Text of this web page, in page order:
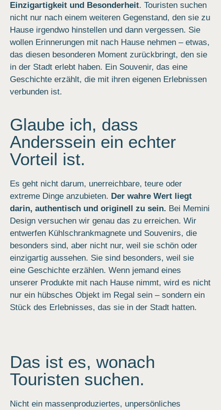
Einzigartigkeit und Besonderheit. Touristen suchen
nicht nur nach einem weiteren Gegenstand, den sie zu
Hause irgendwo hinstellen und dann vergessen. Sie
wollen Erinnerungen mit nach Hause nehmen – etwas,
das diesen besonderen Moment zurückbringt, den sie
in der Stadt erlebt haben. Ein Souvenir, das eine
Geschichte erzählt, die mit ihren eigenen Erlebnissen
verbunden ist.
Glaube ich, dass
Anderssein ein echter
Vorteil ist.
Es geht nicht darum, unerreichbare, teure oder
extreme Dinge anzubieten. Der wahre Wert liegt
darin, authentisch und originell zu sein. Bei Memini
Design versuchen wir genau das zu erreichen. Wir
entwerfen Kühlschrankmagnete und Souvenirs, die
besonders sind, aber nicht nur, weil sie schön oder
einzigartig aussehen. Sie sind besonders, weil sie
eine Geschichte erzählen. Wenn jemand eines
unserer Produkte mit nach Hause nimmt, wird es nicht
nur ein hübsches Objekt im Regal sein – sondern ein
Stück des Erlebnisses, das sie in der Stadt hatten.
Das ist es, wonach
Touristen suchen.
Nicht ein massenproduziertes, unpersönliches